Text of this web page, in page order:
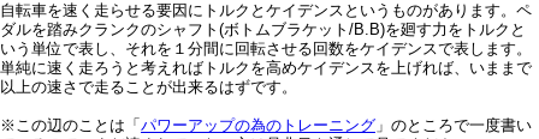
自転車を速く走らせる要因にトルクとケイデンスというものがあります。ペ
ダルを踏みクランクのシャフト(ボトムブラケット/B.B)を廻す力をトルクと
いう単位で表し、それを１分間に回転させる回数をケイデンスで表します。
単純に速く走ろうと考えればトルクを高めケイデンスを上げれば、いままで
以上の速さで走ることが出来るはずです。
※この辺のことは「 パワーアップの為のトレーニング 」のところで一度書い